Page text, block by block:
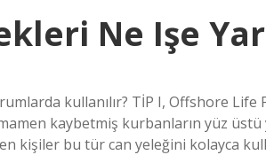
Ne Işe
kullanılır? TİP I, Offshore Life
kaybetmiş kurbanların yüz
kişiler bu tür can yeleğini kolayca